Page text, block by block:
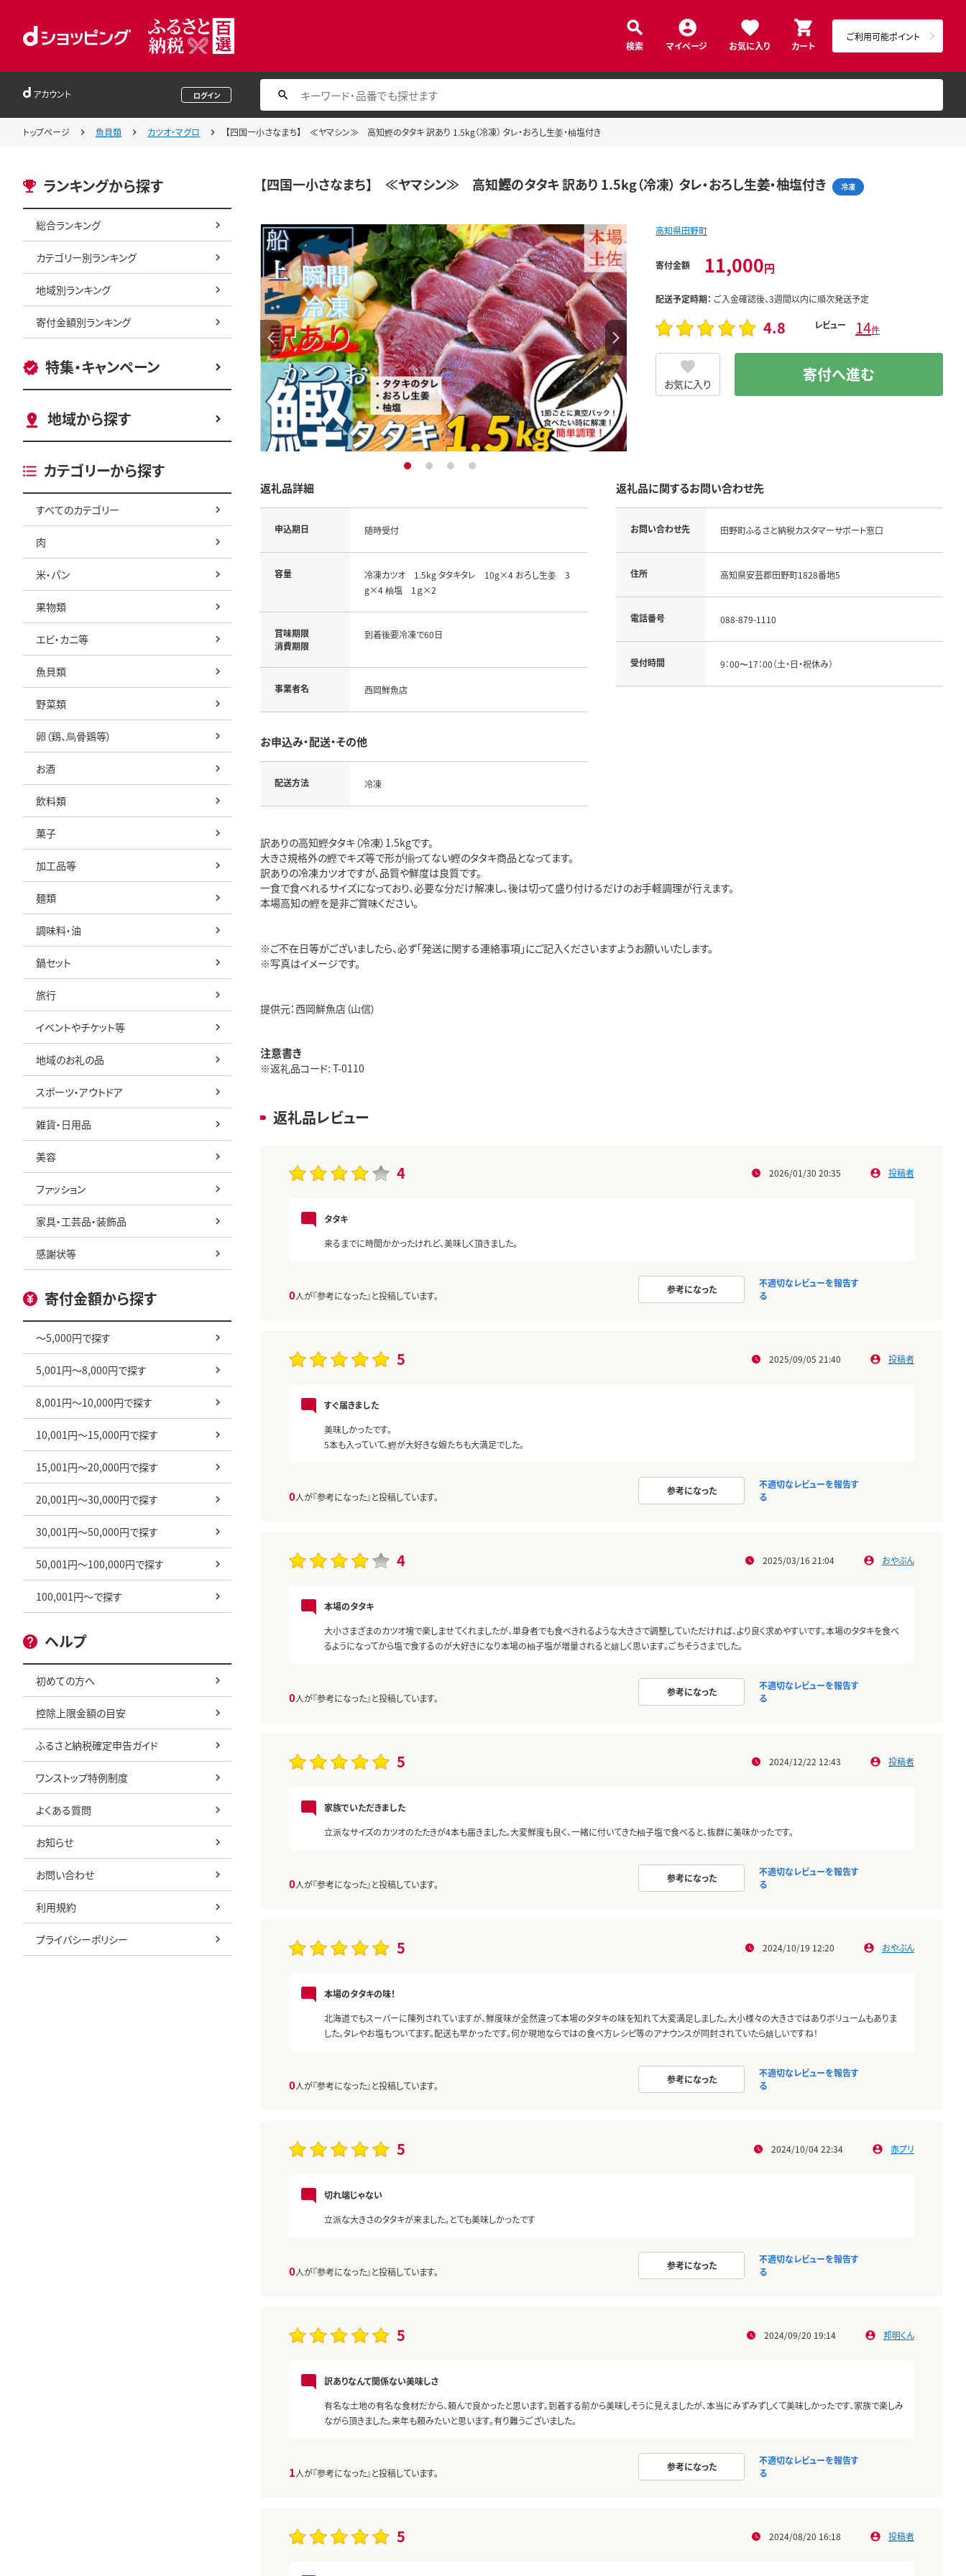
検索 マイページ お気に入り カート
ご利用可能ポイント
アカウント ログイン
トップページ 魚貝類 カツオ・マグロ 【四国一小さなまち】 ≪ヤマシン≫ 高知鰹のタタキ 訳あり 1.5kg（冷凍） タレ・おろし生姜・柚塩付き
ランキングから探す
総合ランキング
カテゴリー別ランキング
地域別ランキング
寄付金額別ランキング
特集・キャンペーン
地域から探す
カテゴリーから探す
すべてのカテゴリー
肉
米・パン
果物類
エビ・カニ等
魚貝類
野菜類
卵（鶏、烏骨鶏等）
お酒
飲料類
菓子
加工品等
麺類
調味料・油
鍋セット
旅行
イベントやチケット等
地域のお礼の品
スポーツ・アウトドア
雑貨・日用品
美容
ファッション
家具・工芸品・装飾品
感謝状等
寄付金額から探す
～5,000円で探す
5,001円～8,000円で探す
8,001円～10,000円で探す
10,001円～15,000円で探す
15,001円～20,000円で探す
20,001円～30,000円で探す
30,001円～50,000円で探す
50,001円～100,000円で探す
100,001円～で探す
ヘルプ
初めての方へ
控除上限金額の目安
ふるさと納税確定申告ガイド
ワンストップ特例制度
よくある質問
お知らせ
お問い合わせ
利用規約
プライバシーポリシー
【四国一小さなまち】 ≪ヤマシン≫ 高知鰹のタタキ 訳あり 1.5kg（冷凍） タレ・おろし生姜・柚塩付き 冷凍
1 2 3 4
高知県田野町
寄付金額 11,000円
配送予定時期： ご入金確認後、3週間以内に順次発送予定
4.8 レビュー 14件
お気に入り 寄付へ進む
返礼品詳細
申込期日 随時受付
容量
冷凍カツオ 1.5kg タタキタレ 10g×4 おろし生姜 3
g×4 柚塩 1ｇ×2
賞味期限
消費期限
到着後要冷凍で60日
事業者名 西岡鮮魚店
お申込み・配送・その他
配送方法 冷凍
返礼品に関するお問い合わせ先
お問い合わせ先 田野町ふるさと納税カスタマーサポート窓口
住所 高知県安芸郡田野町1828番地5
電話番号 088-879-1110
受付時間 9：00〜17：00（土・日・祝休み）
訳ありの高知鰹タタキ（冷凍）1.5kgです。
大きさ規格外の鰹でキズ等で形が揃ってない鰹のタタキ商品となってます。
訳ありの冷凍カツオですが、品質や鮮度は良質です。
一食で食べれるサイズになっており、必要な分だけ解凍し、後は切って盛り付けるだけのお手軽調理が行えます。
本場高知の鰹を是非ご賞味ください。
※ご不在日等がございましたら、必ず「発送に関する連絡事項」にご記入くださいますようお願いいたします。
※写真はイメージです。
提供元：西岡鮮魚店（山信）
注意書き
※返礼品コード: T-0110
返礼品レビュー
4 2026/01/30 20:35 投稿者
タタキ
来るまでに時間かかったけれど、美味しく頂きました。
0人が『参考になった』と投稿しています。
参考になった
不適切なレビューを報告す
る
5 2025/09/05 21:40 投稿者
すぐ届きました
美味しかったです。
5本も入っていて、鰹が大好きな娘たちも大満足でした。
0人が『参考になった』と投稿しています。
参考になった
不適切なレビューを報告す
る
4 2025/03/16 21:04 おやぶん
本場のタタキ
大小さまざまのカツオ塊で楽しませてくれましたが、単身者でも食べきれるような大きさで調整していただければ、より良く求めやすいです。本場のタタキを食べ
るようになってから塩で食するのが大好きになり本場の柚子塩が増量されると嬉しく思います。ごちそうさまでした。
0人が『参考になった』と投稿しています。
参考になった
不適切なレビューを報告す
る
5 2024/12/22 12:43 投稿者
家族でいただきました
立派なサイズのカツオのたたきが4本も届きました。大変鮮度も良く、一緒に付いてきた柚子塩で食べると、抜群に美味かったです。
0人が『参考になった』と投稿しています。
参考になった
不適切なレビューを報告す
る
5 2024/10/19 12:20 おやぶん
本場のタタキの味！
北海道でもスーパーに陳列されていますが、鮮度味が全然違って本場のタタキの味を知れて大変満足しました。大小様々の大きさではありボリュームもありま
した。タレやお塩もついてます。配送も早かったです。何か現地ならではの食べ方レシピ等のアナウンスが同封されていたら嬉しいですね！
0人が『参考になった』と投稿しています。
参考になった
不適切なレビューを報告す
る
5 2024/10/04 22:34 赤プリ
切れ端じゃない
立派な大きさのタタキが来ました。とても美味しかったです
0人が『参考になった』と投稿しています。
参考になった
不適切なレビューを報告す
る
5 2024/09/20 19:14 邦明くん
訳ありなんて関係ない美味しさ
有名な土地の有名な食材だから、頼んで良かったと思います。到着する前から美味しそうに見えましたが、本当にみずみずしくて美味しかったです、家族で楽しみ
ながら頂きました。来年も頼みたいと思います。有り難うございました。
1人が『参考になった』と投稿しています。
参考になった
不適切なレビューを報告す
る
5 2024/08/20 16:18 投稿者